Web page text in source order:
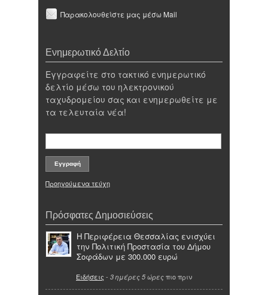
Παρακολουθείστε μας μέσω Mail
Ενημερωτικό Δελτίο
Εγγραφείτε στο τακτικό ενημερωτικό
δελτίο μέσω του ηλεκτρονικού
ταχυδρομείου σας και ενημερωθείτε με
τα τελευταία νέα!
Προηγούμενα τεύχη
Πρόσφατες Δημοσιεύσεις
Η Περιφέρεια Θεσσαλίας ενισχύει
την Πολιτική Προστασία του Δήμου
Σοφάδων με 300.000 ευρώ
Ειδήσεις - 3 ημέρες 5 ώρες πιο πριν